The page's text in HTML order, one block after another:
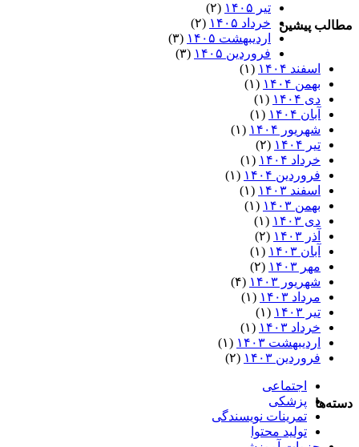
مطالب پیشین
تیر ۱۴۰۵
(۲)
خرداد ۱۴۰۵
(۲)
اردیبهشت ۱۴۰۵
(۳)
فروردین ۱۴۰۵
(۳)
اسفند ۱۴۰۴
(۱)
بهمن ۱۴۰۴
(۱)
دی ۱۴۰۴
(۱)
آبان ۱۴۰۴
(۱)
شهریور ۱۴۰۴
(۱)
تیر ۱۴۰۴
(۲)
خرداد ۱۴۰۴
(۱)
فروردین ۱۴۰۴
(۱)
اسفند ۱۴۰۳
(۱)
بهمن ۱۴۰۳
(۱)
دی ۱۴۰۳
(۱)
آذر ۱۴۰۳
(۲)
آبان ۱۴۰۳
(۱)
مهر ۱۴۰۳
(۲)
شهریور ۱۴۰۳
(۴)
مرداد ۱۴۰۳
(۱)
تیر ۱۴۰۳
(۱)
خرداد ۱۴۰۳
(۱)
اردیبهشت ۱۴۰۳
(۱)
فروردین ۱۴۰۳
(۲)
دسته‌ها
اجتماعی
پزشکی
تمرینات نویسندگی
تولید محتوا